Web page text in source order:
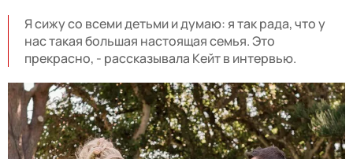
Я сижу со всеми детьми и думаю: я так рада, что у
нас такая большая настоящая семья. Это
прекрасно, - рассказывала Кейт в интервью.